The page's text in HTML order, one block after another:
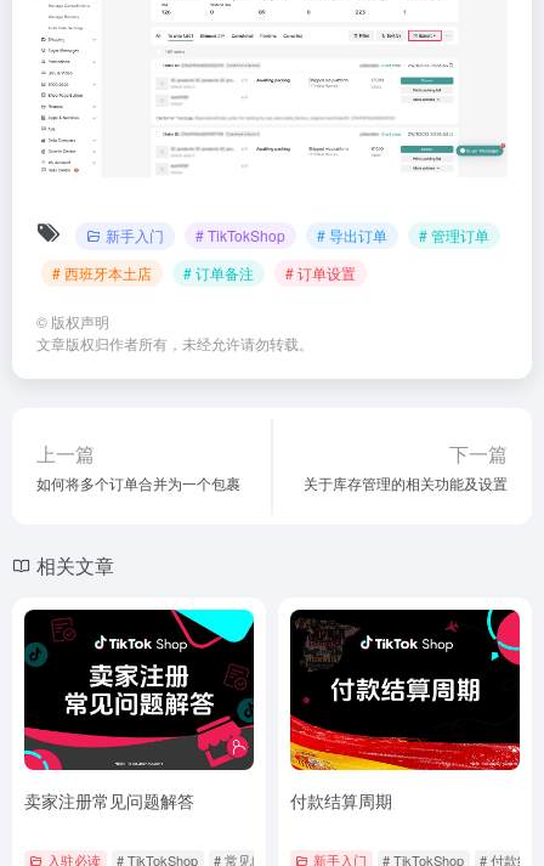
新手入门 # TikTokShop # 导出订单
# 管理订单
# 西班牙本土店
# 订单备注 # 订单设置
© 版权声明
文章版权归作者所有，未经允许请勿转载。
上一篇
如何将多个订单合并为一个包裹
下一篇
关于库存管理的相关功能及设置
相关文章
卖家注册常见问题解答
入驻必读 # TikTokShop # 常见问题解答 # 注册
付款结算周期
新手入门 # TikTokShop # 付款结算